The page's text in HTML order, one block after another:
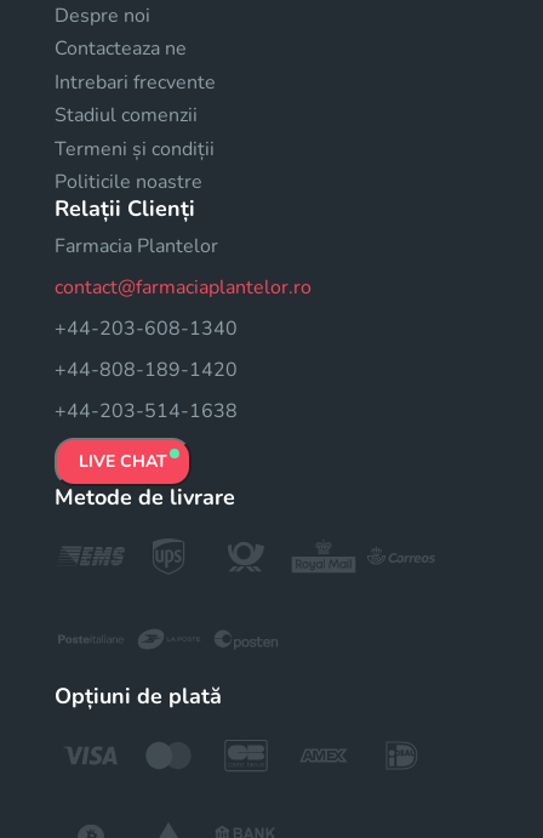
Despre noi
Contacteaza ne
Intrebari frecvente
Stadiul comenzii
Termeni și condiții
Politicile noastre
Relații Clienți
Farmacia Plantelor
contact@farmaciaplantelor.ro
+44-203-608-1340
+44-808-189-1420
+44-203-514-1638
LIVE CHAT
Metode de livrare
Opțiuni de plată